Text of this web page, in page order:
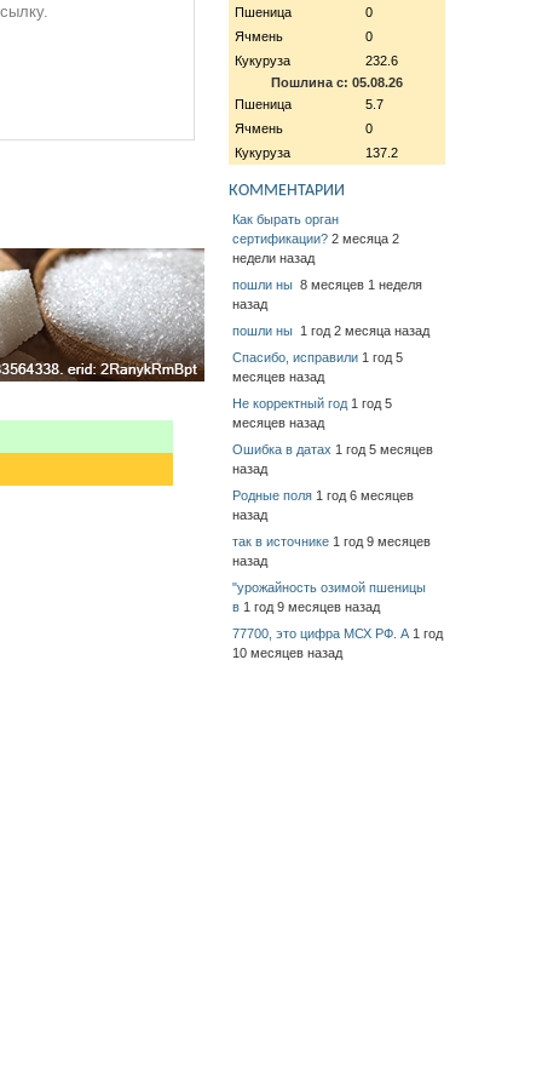
Пшеница
0
Ячмень
0
Кукуруза
232.6
Пошлина с: 05.08.26
Пшеница
5.7
Ячмень
0
Кукуруза
137.2
КОММЕНТАРИИ
Как бырать орган
сертификации? 2 месяца 2
недели назад
пошли ны 8 месяцев 1 неделя
назад
пошли ны 1 год 2 месяца назад
Спасибо, исправили 1 год 5
месяцев назад
Не корректный год 1 год 5
месяцев назад
Ошибка в датах 1 год 5 месяцев
назад
Родные поля 1 год 6 месяцев
назад
так в источнике 1 год 9 месяцев
назад
"урожайность озимой пшеницы
в 1 год 9 месяцев назад
77700, это цифра МСХ РФ. А 1 год
10 месяцев назад